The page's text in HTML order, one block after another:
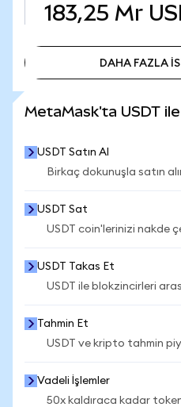
183,25 Mr
DAHA FAZLA
MetaMask'ta USDT ile
USDT Satın Al
Birkaç dokunuşla satın
USDT Sat
USDT coin'lerinizi nakde
USDT Takas Et
USDT ile blokzincirleri
Tahmin Et
USDT ve kripto tahmin
Vadeli İşlemler
50x kaldıraca kadar